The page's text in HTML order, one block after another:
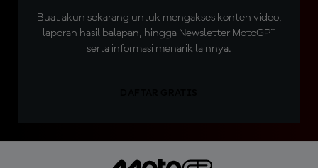
Buat akun sekarang untuk mengakses konten video,
laporan hasil balapan, hingga Newsletter MotoGP™
serta informasi menarik lainnya.